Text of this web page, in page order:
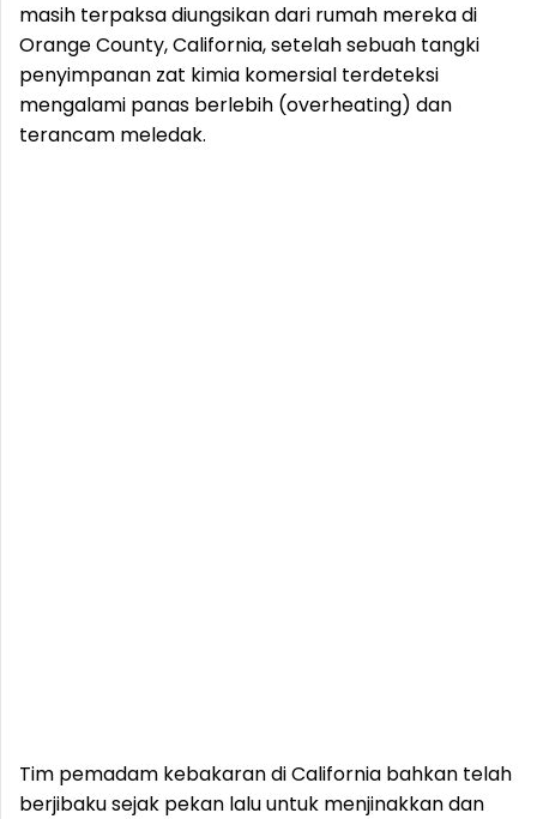
masih terpaksa diungsikan dari rumah mereka di
Orange County, California, setelah sebuah tangki
penyimpanan zat kimia komersial terdeteksi
mengalami panas berlebih (overheating) dan
terancam meledak.
Tim pemadam kebakaran di California bahkan telah
berjibaku sejak pekan lalu untuk menjinakkan dan